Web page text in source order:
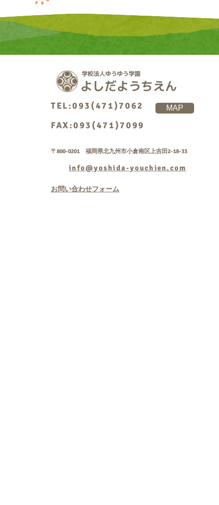
TEL:093(471)7062
FAX:093(471)7099
MAP
〒800-0201 福岡県北九州市小倉南区上吉田2-18-33
info@yoshida-youchien.com
お問い合わせフォーム